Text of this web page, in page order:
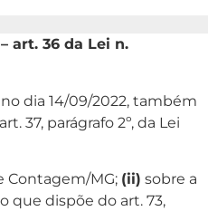
art. 36 da Lei n.
dia 14/09/2022, também
37, parágrafo 2º, da Lei
Contagem/MG; (ii) sobre a
que dispõe do art. 73,